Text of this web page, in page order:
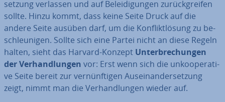
set­zung verlassen und auf Be­lei­di­gun­gen zu­rück­grei­fen
sollte. Hinzu kommt, dass keine Seite Druck auf die
andere Seite ausüben darf, um die Kon­flikt­lö­sung zu be­
schleu­ni­gen. Sollte sich eine Partei nicht an diese Regeln
halten, sieht das Harvard-Konzept Un­ter­bre­chun­gen
der Ver­hand­lun­gen vor: Erst wenn sich die un­ko­ope­ra­ti­
ve Seite bereit zur ver­nünf­ti­gen Aus­ein­an­der­set­zung
zeigt, nimmt man die Ver­hand­lun­gen wieder auf.